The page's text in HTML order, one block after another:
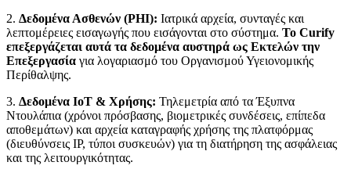
2. Δεδομένα Ασθενών (PHI): Ιατρικά αρχεία, συνταγές και
λεπτομέρειες εισαγωγής που εισάγονται στο σύστημα. Το Curify
επεξεργάζεται αυτά τα δεδομένα αυστηρά ως Εκτελών την
Επεξεργασία για λογαριασμό του Οργανισμού Υγειονομικής
Περίθαλψης.
3. Δεδομένα IoT & Χρήσης: Τηλεμετρία από τα Έξυπνα
Ντουλάπια (χρόνοι πρόσβασης, βιομετρικές συνδέσεις, επίπεδα
αποθεμάτων) και αρχεία καταγραφής χρήσης της πλατφόρμας
(διευθύνσεις IP, τύποι συσκευών) για τη διατήρηση της ασφάλειας
και της λειτουργικότητας.